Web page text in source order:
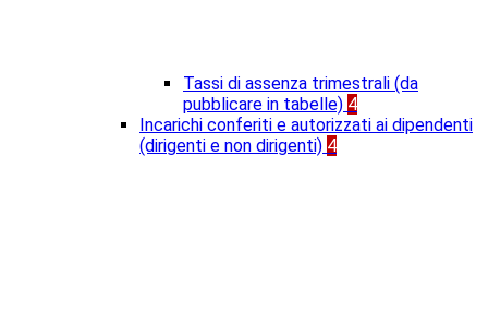
Tassi di assenza trimestrali (da
pubblicare in tabelle) 4
Incarichi conferiti e autorizzati ai dipendenti
(dirigenti e non dirigenti) 4